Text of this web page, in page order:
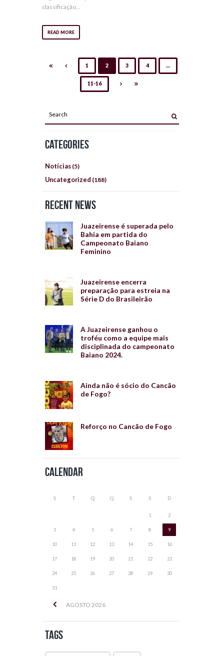
classificação...
READ MORE
1 2 3 4 …
11-16
Categories
Notícias (5)
Uncategorized (188)
Recent News
Juazeirense é superada pelo
Bahia em partida do
Campeonato Baiano
Feminino
Juazeirense encerra
preparação para estreia na
Série D do Brasileirão
A Juazeirense ganhou o
troféu como a equipe mais
disciplinada do campeonato
Baiano 2024.
Ainda não é sócio do Cancão
de Fogo?
Reforço no Cancão de Fogo
Calendar
AGOSTO 2026
S T Q Q S S D
1 2
3 4 5 6 7 8 9
10 11 12 13 14 15 16
17 18 19 20 21 22 23
24 25 26 27 28 29 30
31
Tags